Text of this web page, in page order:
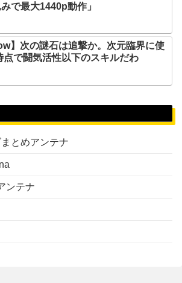
で最大1440p動作」
】次の謎石は追撃か。次元臨界に使
点で闘気活性以下のスキルだわ
とめアンテナ
ンテナ